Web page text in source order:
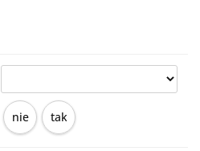
nie tak